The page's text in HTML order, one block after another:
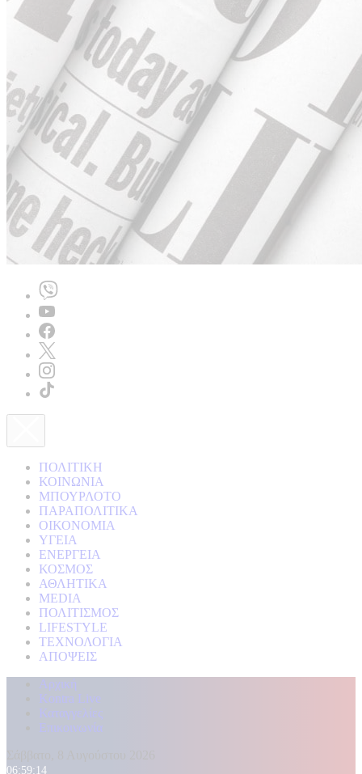
ΠΟΛΙΤΙΚΗ
ΚΟΙΝΩΝΙΑ
ΜΠΟΥΡΛΟΤΟ
ΠΑΡΑΠΟΛΙΤΙΚΑ
ΟΙΚΟΝΟΜΙΑ
ΥΓΕΙΑ
ΕΝΕΡΓΕΙΑ
ΚΟΣΜΟΣ
ΑΘΛΗΤΙΚΑ
MEDIA
ΠΟΛΙΤΙΣΜΟΣ
LIFESTYLE
ΤΕΧΝΟΛΟΓΙΑ
ΑΠΟΨΕΙΣ
Αρχική
Kontra Live
Καταγγελίες
Επικοινωνία
06:59:16